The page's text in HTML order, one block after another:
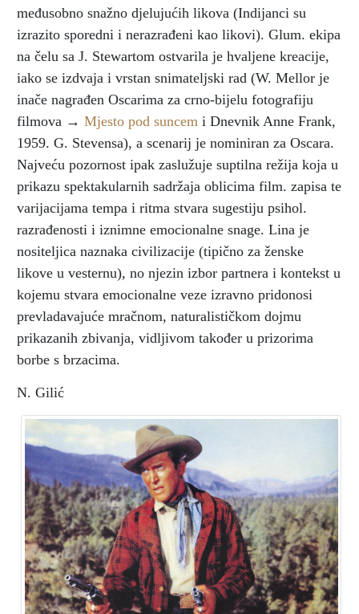
međusobno snažno djelujućih likova (Indijanci su
izrazito sporedni i nerazrađeni kao likovi). Glum. ekipa
na čelu sa J. Stewartom ostvarila je hvaljene kreacije,
iako se izdvaja i vrstan snimateljski rad (W. Mellor je
inače nagrađen Oscarima za crno-bijelu fotografiju
filmova → Mjesto pod suncem i Dnevnik Anne Frank,
1959. G. Stevensa), a scenarij je nominiran za Oscara.
Najveću pozornost ipak zaslužuje suptilna režija koja u
prikazu spektakularnih sadržaja oblicima film. zapisa te
varijacijama tempa i ritma stvara sugestiju psihol.
razrađenosti i iznimne emocionalne snage. Lina je
nositeljica naznaka civilizacije (tipično za ženske
likove u vesternu), no njezin izbor partnera i kontekst u
kojemu stvara emocionalne veze izravno pridonosi
prevladavajuće mračnom, naturalističkom dojmu
prikazanih zbivanja, vidljivom također u prizorima
borbe s brzacima.
N. Gilić